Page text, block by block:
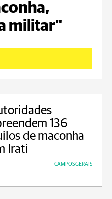
militar"
136
de maconha
Irati
CAMPOS GERAIS